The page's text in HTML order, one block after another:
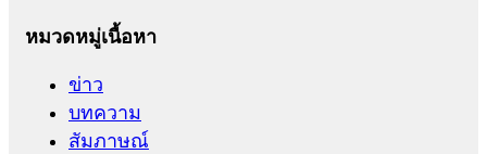
หมวดหมู่เนื้อหา
ข่าว
บทความ
สัมภาษณ์